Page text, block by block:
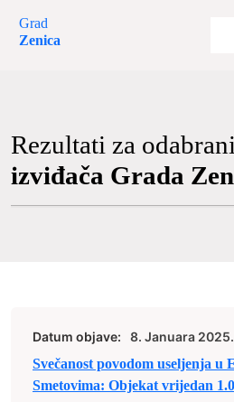
Grad
Zenica
Rezultati za
izviđača Grada
Datum objave:
8. Januara 2025.
Svečanost povodom useljenja u
Smetovima: Objekat vrijedan